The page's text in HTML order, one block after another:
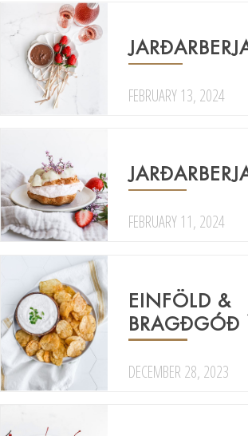
FEBRUARY 13, 2024
FEBRUARY 11, 2024
EINFÖLD &
BRAGÐGÓÐ
DECEMBER 28, 2023